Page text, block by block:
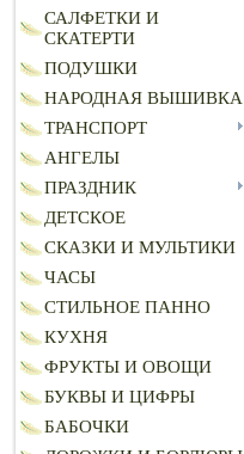
САЛФЕТКИ И
СКАТЕРТИ
ПОДУШКИ
НАРОДНАЯ ВЫШИВКА
ТРАНСПОРТ
АНГЕЛЫ
ПРАЗДНИК
ДЕТСКОЕ
СКАЗКИ И МУЛЬТИКИ
ЧАСЫ
СТИЛЬНОЕ ПАННО
КУХНЯ
ФРУКТЫ И ОВОЩИ
БУКВЫ И ЦИФРЫ
БАБОЧКИ